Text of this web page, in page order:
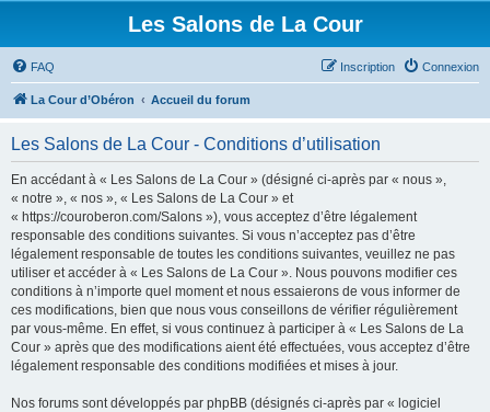
Les Salons de La Cour
FAQ Connexion
Inscription
La Cour d’Obéron Accueil du forum
Les Salons de La Cour - Conditions d’utilisation
En accédant à « Les Salons de La Cour » (désigné ci-après par « nous »,
« notre », « nos », « Les Salons de La Cour » et
« https://couroberon.com/Salons »), vous acceptez d’être légalement
responsable des conditions suivantes. Si vous n’acceptez pas d’être
légalement responsable de toutes les conditions suivantes, veuillez ne pas
utiliser et accéder à « Les Salons de La Cour ». Nous pouvons modifier ces
conditions à n’importe quel moment et nous essaierons de vous informer de
ces modifications, bien que nous vous conseillons de vérifier régulièrement
par vous-même. En effet, si vous continuez à participer à « Les Salons de La
Cour » après que des modifications aient été effectuées, vous acceptez d’être
légalement responsable des conditions modifiées et mises à jour.
Nos forums sont développés par phpBB (désignés ci-après par « logiciel